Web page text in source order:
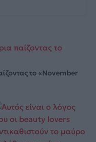
το «November